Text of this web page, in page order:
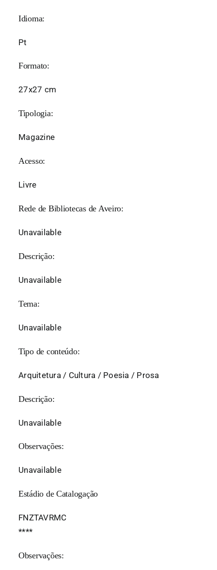
Idioma:
Pt
Formato:
27x27 cm
Tipologia:
Magazine
Acesso:
Livre
Rede de Bibliotecas de Aveiro:
Unavailable
Descrição:
Unavailable
Tema:
Unavailable
Tipo de conteúdo:
Arquitetura / Cultura / Poesia / Prosa
Descrição:
Unavailable
Observações:
Unavailable
Estádio de Catalogação
FNZTAVRMC
****
Observações: